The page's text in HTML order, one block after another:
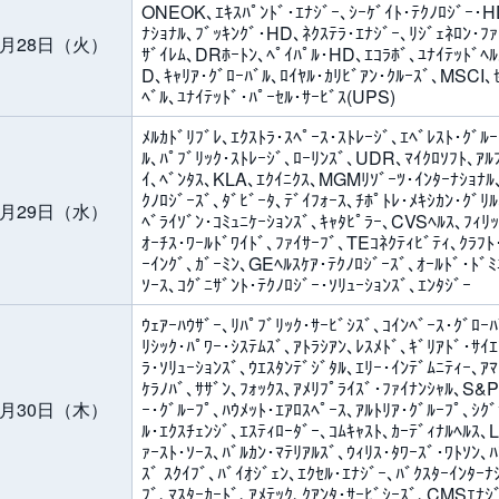
28日（火）
ONEOK､ｴｷｽﾊﾟﾝﾄﾞ･ｴﾅｼﾞｰ､ｼｰｹﾞｲﾄ･ﾃｸﾉﾛｼﾞｰ･
ﾅｼｮﾅﾙ､ﾌﾞｯｷﾝｸﾞ･HD､ﾈｸｽﾃﾗ･ｴﾅｼﾞｰ､ﾘｼﾞｪﾈﾛﾝ･
ｻﾞｲﾚﾑ､DRﾎｰﾄﾝ､ﾍﾟｲﾊﾟﾙ･HD､ｴｺﾗﾎﾞ､ﾕﾅｲﾃｯﾄﾞ
D､ｷｬﾘｱ･ｸﾞﾛｰﾊﾞﾙ､ﾛｲﾔﾙ･ｶﾘﾋﾞｱﾝ･ｸﾙｰｽﾞ､MSCI
ﾍﾞﾙ､ﾕﾅｲﾃｯﾄﾞ･ﾊﾟｰｾﾙ･ｻｰﾋﾞｽ(UPS)
29日（水）
ﾒﾙｶﾄﾞﾘﾌﾞﾚ､ｴｸｽﾄﾗ･ｽﾍﾟｰｽ･ｽﾄﾚｰｼﾞ､ｴﾍﾞﾚｽﾄ･ｸﾞ
ﾙ､ﾊﾟﾌﾞﾘｯｸ･ｽﾄﾚｰｼﾞ､ﾛｰﾘﾝｽﾞ､UDR､ﾏｲｸﾛｿﾌﾄ､ｱ
ｲ､ﾍﾞﾝﾀｽ､KLA､ｴｸｲﾆｸｽ､MGMﾘｿﾞｰﾂ･ｲﾝﾀｰﾅｼｮﾅ
ｸﾉﾛｼﾞｰｽﾞ､ﾀﾞﾋﾞｰﾀ､ﾃﾞｲﾌｫｰｽ､ﾁﾎﾟﾄﾚ･ﾒｷｼｶﾝ･ｸﾞ
ﾍﾞﾗｲｿﾞﾝ･ｺﾐｭﾆｹｰｼｮﾝｽﾞ､ｷｬﾀﾋﾟﾗｰ､CVSﾍﾙｽ､ﾌｨ
ｵｰﾁｽ･ﾜｰﾙﾄﾞﾜｲﾄﾞ､ﾌｧｲｻｰﾌﾞ､TEｺﾈｸﾃｨﾋﾞﾃｨ､ｸﾗ
ｰｲﾝｸﾞ､ｶﾞｰﾐﾝ､GEﾍﾙｽｹｱ･ﾃｸﾉﾛｼﾞｰｽﾞ､ｵｰﾙﾄﾞ･ﾄ
ｿｰｽ､ｺｸﾞﾆｻﾞﾝﾄ･ﾃｸﾉﾛｼﾞｰ･ｿﾘｭｰｼｮﾝｽﾞ､ｴﾝﾀｼﾞｰ
30日（木）
ｳｪｱｰﾊｳｻﾞｰ､ﾘﾊﾟﾌﾞﾘｯｸ･ｻｰﾋﾞｼｽﾞ､ｺｲﾝﾍﾞｰｽ･ｸﾞﾛ
ﾘｼｯｸ･ﾊﾟﾜｰ･ｼｽﾃﾑｽﾞ､ｱﾄﾗｼｱﾝ､ﾚｽﾒﾄﾞ､ｷﾞﾘｱﾄﾞ･ｻ
ﾗ･ｿﾘｭｰｼｮﾝｽﾞ､ｳｴｽﾀﾝﾃﾞｼﾞﾀﾙ､ｴﾘｰ･ｲﾝﾃﾞﾑﾆﾃｨｰ､
ｹﾗﾉﾊﾞ､ｻｻﾞﾝ､ﾌｫｯｸｽ､ｱﾒﾘﾌﾟﾗｲｽﾞ･ﾌｧｲﾅﾝｼｬﾙ､
ｰ･ｸﾞﾙｰﾌﾟ､ﾊｳﾒｯﾄ･ｴｱﾛｽﾍﾟｰｽ､ｱﾙﾄﾘｱ･ｸﾞﾙｰﾌﾟ､ｼ
ﾙ･ｴｸｽﾁｪﾝｼﾞ､ｴｽﾃｨﾛｰﾀﾞｰ､ｺﾑｷｬｽﾄ､ｶｰﾃﾞｨﾅﾙﾍﾙｽ
ｧｰｽﾄ･ｿｰｽ､ﾊﾞﾙｶﾝ･ﾏﾃﾘｱﾙｽﾞ､ｳｨﾘｽ･ﾀﾜｰｽﾞ･ﾜﾄｿﾝ
ｽﾞ ｽｸｲﾌﾞ､ﾊﾞｲｵｼﾞｪﾝ､ｴｸｾﾙ･ｴﾅｼﾞｰ､ﾊﾞｸｽﾀｰｲﾝﾀｰ